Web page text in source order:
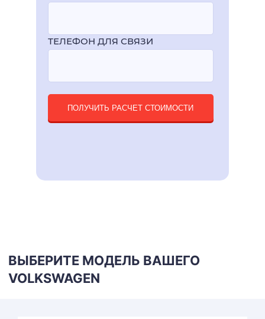
ТЕЛЕФОН ДЛЯ СВЯЗИ
ПОЛУЧИТЬ РАСЧЕТ СТОИМОСТИ
ВЫБЕРИТЕ МОДЕЛЬ ВАШЕГО
VOLKSWAGEN